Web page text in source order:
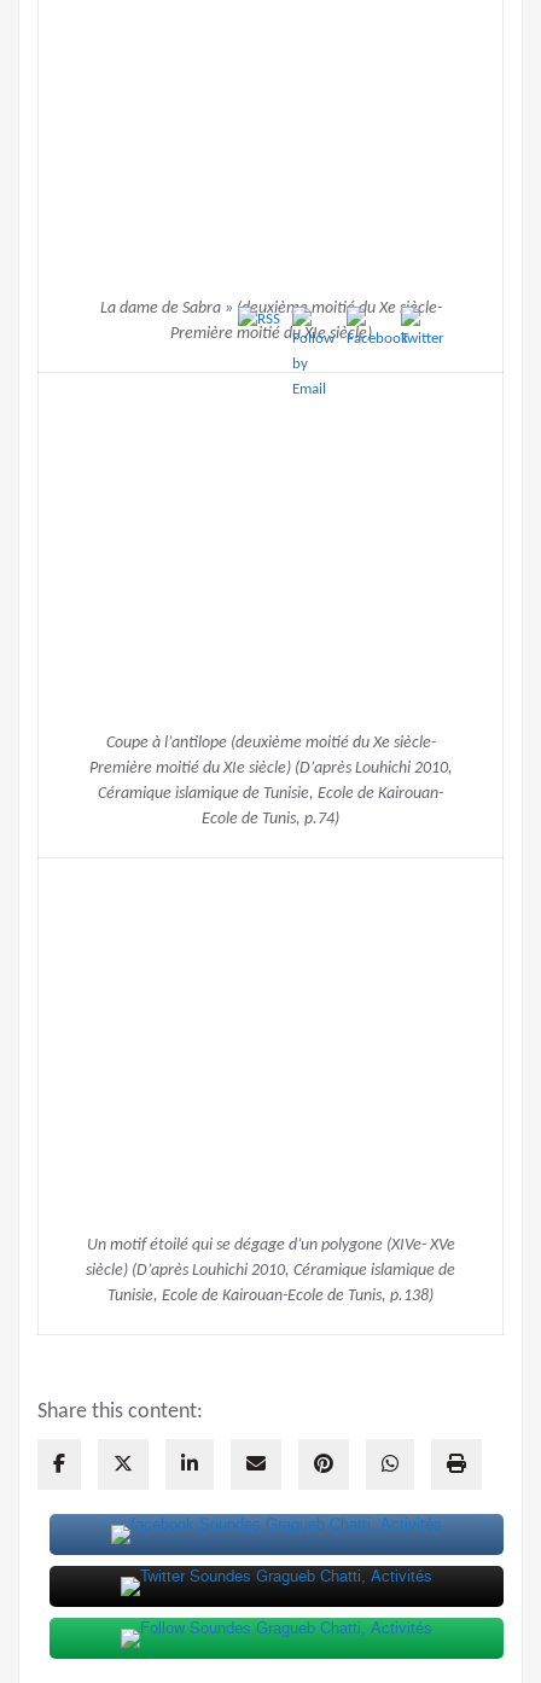
La dame de Sabra » (deuxième moitié du Xe siècle-
Première moitié du XIe siècle)
Coupe à l’antilope (deuxième moitié du Xe siècle-
Première moitié du XIe siècle) (D’après Louhichi 2010,
Céramique islamique de Tunisie, Ecole de Kairouan-
Ecole de Tunis, p.74)
Un motif étoilé qui se dégage d’un polygone (XIVe- XVe
siècle) (D’après Louhichi 2010, Céramique islamique de
Tunisie, Ecole de Kairouan-Ecole de Tunis, p.138)
Share this content: